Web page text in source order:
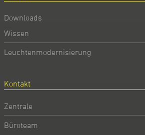
Downloads
Wissen
Leuchtenmodernisierung
Kontakt
Zentrale
Büroteam